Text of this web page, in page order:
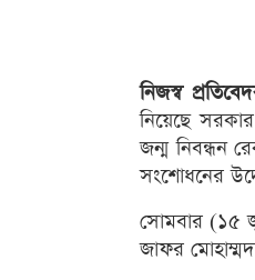
নিজস্ব
নিয়েছে
জন্ম নিবন্ধন
সংশোধনের
সোমবার (১৫
জাফর